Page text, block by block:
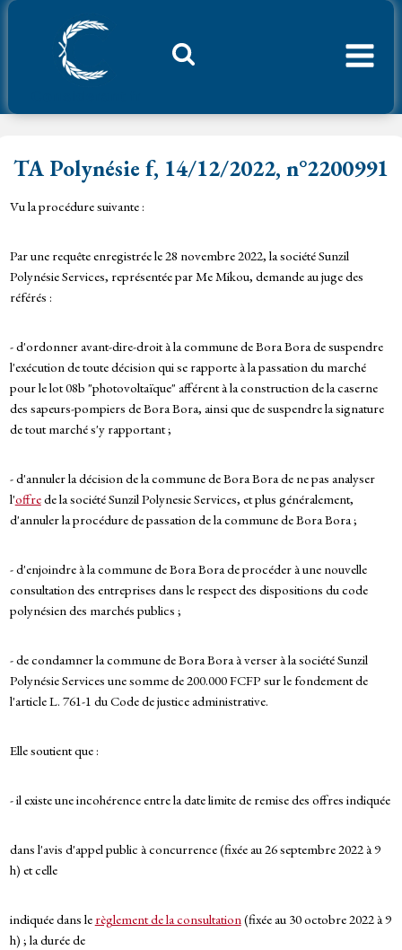
Aller
TA Polynésie f, 14/12/2022, n°2200991
Vu la procédure suivante :
Par une requête enregistrée le 28 novembre 2022, la société Sunzil
Polynésie Services, représentée par Me Mikou, demande au juge des
référés :
- d'ordonner avant-dire-droit à la commune de Bora Bora de suspendre
l'exécution de toute décision qui se rapporte à la passation du marché
pour le lot 08b "photovoltaïque" afférent à la construction de la caserne
des sapeurs-pompiers de Bora Bora, ainsi que de suspendre la signature
de tout marché s'y rapportant ;
- d'annuler la décision de la commune de Bora Bora de ne pas analyser
l'offrede la société Sunzil Polynesie Services, et plus généralement,
d'annuler la procédure de passation de la commune de Bora Bora ;
- d'enjoindre à la commune de Bora Bora de procéder à une nouvelle
consultation des entreprises dans le respect des dispositions du code
polynésien des marchés publics ;
- de condamner la commune de Bora Bora à verser à la société Sunzil
Polynésie Services une somme de 200.000 FCFP sur le fondement de
l'article L. 761-1 du Code de justice administrative.
Elle soutient que :
- il existe une incohérence entre la date limite de remise des offres indiquée
dans l'avis d'appel public à concurrence (fixée au 26 septembre 2022 à 9
h) et celle
indiquée dans le règlement de la consultation(fixée au 30 octobre 2022 à 9
h) ; la durée de